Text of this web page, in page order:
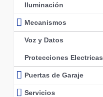
Iluminación
Mecanismos
Voz y Datos
Protecciones Electricas
Puertas de Garaje
Servicios